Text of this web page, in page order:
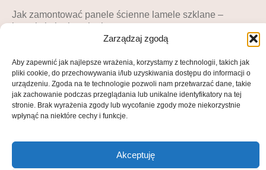
Zarządzaj zgodą
Aby zapewnić jak najlepsze wrażenia, korzystamy z technologii, takich jak
pliki cookie, do przechowywania i/lub uzyskiwania dostępu do informacji o
urządzeniu. Zgoda na te technologie pozwoli nam przetwarzać dane, takie
jak zachowanie podczas przeglądania lub unikalne identyfikatory na tej
stronie. Brak wyrażenia zgody lub wycofanie zgody może niekorzystnie
wpłynąć na niektóre cechy i funkcje.
Akceptuję
Jak zamontować panele ścienne lamele szklane –
instrukcja krok po kroku
Moje konto
Blog LuckyDekor
Lista życzeń
© All rights reserved • 2025